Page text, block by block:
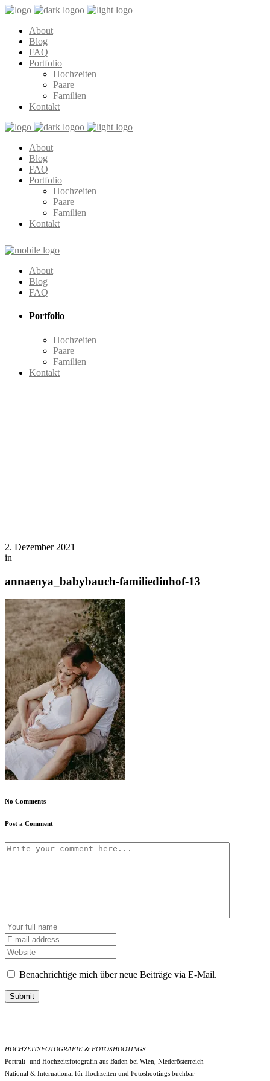
About
Blog
FAQ
Portfolio
Hochzeiten
Paare
Familien
Kontakt
About
Blog
FAQ
Portfolio
Hochzeiten
Paare
Familien
Kontakt
About
Blog
FAQ
Portfolio
Hochzeiten
Paare
Familien
Kontakt
2. Dezember 2021
in
annaenya_babybauch-familiedinhof-13
No Comments
Post a Comment
Benachrichtige mich über neue Beiträge via E-Mail.
Submit
HOCHZEITSFOTOGRAFIE & FOTOSHOOTINGS
Portrait- und Hochzeitsfotografin aus Baden bei Wien, Niederösterreich
National & International für Hochzeiten und Fotoshootings buchbar